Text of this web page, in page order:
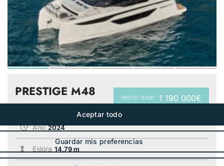
PRECIO BASE: 1 190 000€
PRESTIGE M48
Año 2024
Eslora 14,79 m